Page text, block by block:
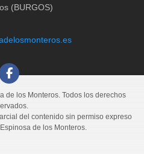
(BURGOS)
de los Monteros. Todos los derechos
del contenido sin permiso expreso
de los Monteros.